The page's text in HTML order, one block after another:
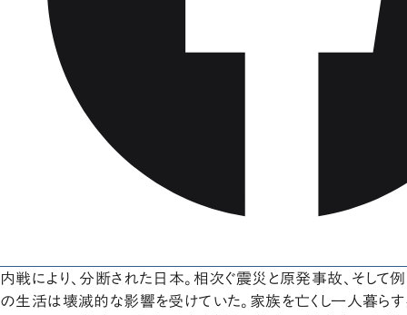
内戦により、分断された日本。相次ぐ震災と原発事故、そして
の生活は壊滅的な影響を受けていた。家族を亡くし一人暮ら